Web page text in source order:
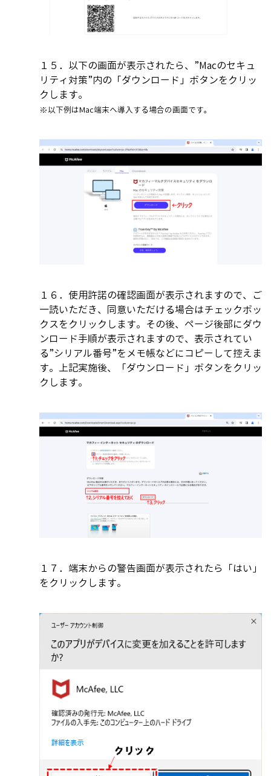
１５．以下の画面が表示されたら、”Macのセキュ
リティ対策”内の「ダウンロード」ボタンをクリッ
クします。
※以下例はMac端末へ導入する場合の画面です。
１６．使用許諾の確認画面が表示されますので、ご
一読いただき、同意いただける場合はチェックボッ
クスをクリックします。その後、ページ後部にダウ
ンロード手順が表示されますので、表示されてい
る”シリアル番号”をメモ帳などにコピーして控えま
す。上記実施後、「ダウンロード」ボタンをクリッ
クします。
１７．端末からの警告画面が表示されたら「はい」
をクリックします。